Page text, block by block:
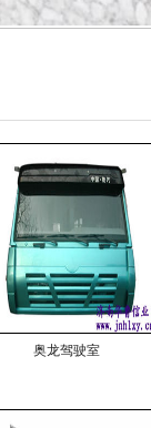
奥龙驾驶室